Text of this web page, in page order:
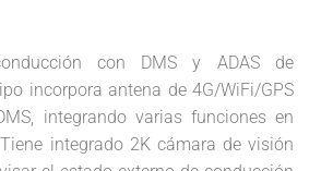
con DMS y ADAS de
incorpora antena de 4G/WiFi/GPS
integrando varias funciones en
integrado 2K cámara de visión